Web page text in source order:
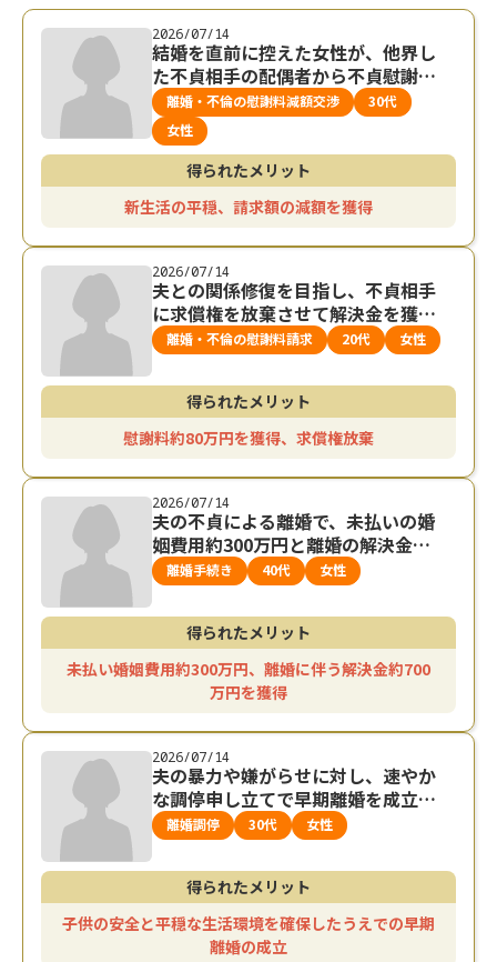
2026/07/14
結婚を直前に控えた女性が、他界し
た不貞相手の配偶者から不貞慰謝料
を請求された事例
離婚・不倫の慰謝料減額交渉
30代
女性
得られたメリット
新生活の平穏、請求額の減額を獲得
2026/07/14
夫との関係修復を目指し、不貞相手
に求償権を放棄させて解決金を獲得
した事例
離婚・不倫の慰謝料請求 20代 女性
得られたメリット
慰謝料約80万円を獲得、求償権放棄
2026/07/14
夫の不貞による離婚で、未払いの婚
姻費用約300万円と離婚の解決金約7
00万円を獲得した事例
離婚手続き 40代 女性
得られたメリット
未払い婚姻費用約300万円、離婚に伴う解決金約700
万円を獲得
2026/07/14
夫の暴力や嫌がらせに対し、速やか
な調停申し立てで早期離婚を成立さ
せた事例
離婚調停 30代 女性
得られたメリット
子供の安全と平穏な生活環境を確保したうえでの早期
離婚の成立